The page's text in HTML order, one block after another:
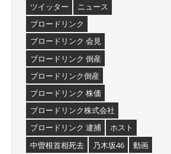
ツイッター
ニュース
ブロードリンク
ブロードリンク 会見
ブロードリンク 倒産
ブロードリンク倒産
ブロードリンク 株価
ブロードリンク株式会社
ブロードリンク 逮捕
ホスト
中曽根首相死去
乃木坂46
動画